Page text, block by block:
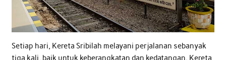
Setiap hari, Kereta Sribilah melayani perjalanan sebanyak
tiga kali, baik untuk keberangkatan dan kedatangan. Kereta